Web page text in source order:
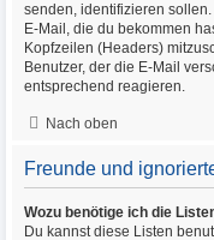
senden, identifizieren
E-Mail, die du bekommen
Kopfzeilen (Headers)
Benutzer, der die E-Mail
entsprechend reagieren.
Nach oben
Freunde und
Wozu benötige ich die
Du kannst diese Listen